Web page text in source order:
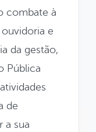
combate à
e
da gestão,
Pública
de
a sua